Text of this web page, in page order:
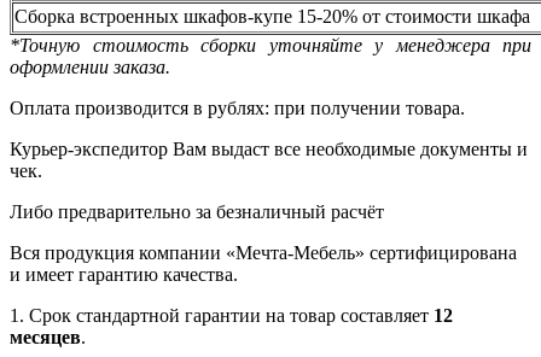
Сборка встроенных шкафов-купе 15-20% от стоимости шкафа
*Точную стоимость сборки уточняйте у менеджера при
оформлении заказа.
Оплата производится в рублях: при получении товара.
Курьер-экспедитор Вам выдаст все необходимые документы и
чек.
Либо предварительно за безналичный расчёт
Вся продукция компании «Мечта-Мебель» сертифицирована
и имеет гарантию качества.
1. Срок стандартной гарантии на товар составляет 12
месяцев.